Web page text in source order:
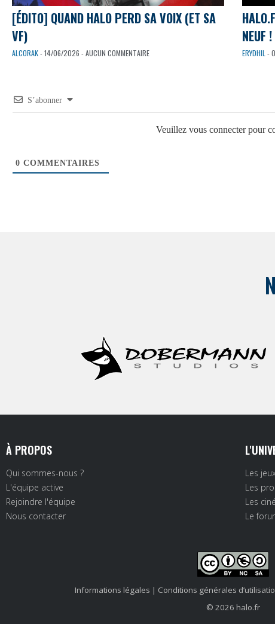
[ÉDITO] QUAND HALO PERD SA VOIX (ET SA
VF)
ALCORAK- 14/06/2026 - AUCUN COMMENTAIRE
NEUF !
ERYDHIL -
S’abonner
Veuillez vous connecter pour
0 COMMENTAIRES
À PROPOS
Qui sommes-nous ?
L'équipe active
Rejoindre l'équipe
Nous contacter
Les
Les
Les
Le
Informations légales | Conditions générales
© 2026 halo.fr